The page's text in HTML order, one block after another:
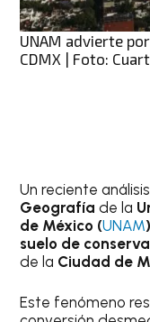
UNAM advierte
CDMX | Foto:
Un reciente
Geografía de la
de México (UNAM)
suelo de
de la Ciudad de
Este fenómeno